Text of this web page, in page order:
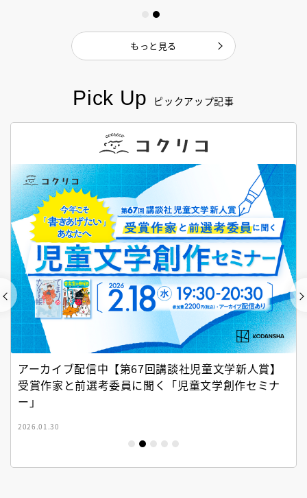
Pick Up ピックアップ記事
アーカイブ配信中【第67回講談社児童文学新人賞】
受賞作家と前選考委員に聞く「児童文学創作セミナ
ー」
2026.01.30
もっと見る